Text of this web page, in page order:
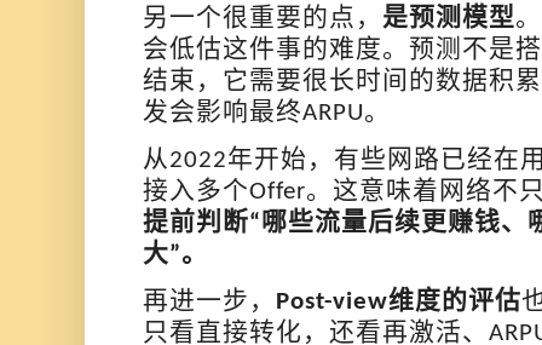
另一个很重要的点， 是预测模型
会低估这件事的难度。预测不是
结束，它需要很长时间的数据积
发会影响最终ARPU。
从2022年开始， 有些网路已经在
接入多个Offer。这意味着网络不
提前判断“哪些流量后续更赚钱、
大”。
再进一步，
Post-view维度的评估
只看直接转化，还看再激活、